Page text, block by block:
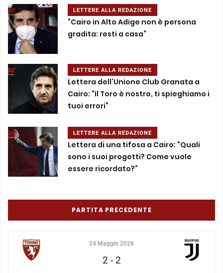
LETTERE ALLA REDAZIONE
“Cairo in Alto Adige non è persona
gradita: resti a casa”
LETTERE ALLA REDAZIONE
Lettera dell’Unione Club Granata a
Cairo: “Il Toro è nostro, ti spieghiamo i
tuoi errori”
LETTERE ALLA REDAZIONE
Lettera di una tifosa a Cairo: “Quali
sono i suoi progetti? Come vuole
essere ricordato?”
PARTITA PRECEDENTE
24 Maggio 2026
2 - 2